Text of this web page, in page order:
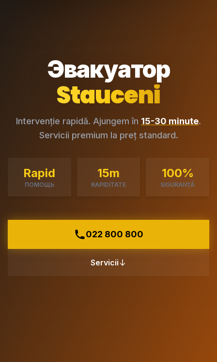
Эвакуатор
Stauceni
Intervenție rapidă. Ajungem în 15-30 minute.
Servicii premium la preț standard.
Rapid
ПОМОЩЬ
15m
RAPIDITATE
100%
SIGURANȚĂ
022 800 800
Servicii